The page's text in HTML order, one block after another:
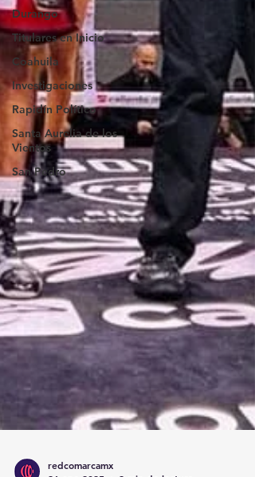
Durango
Titulares en Inicio
Coahuila
Investigaciones
Rapidín Político
Santa Aurelia de los
Vientos
San Pedro